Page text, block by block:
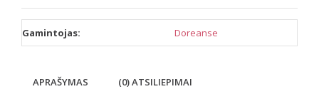
Gamintojas: Doreanse
APRAŠYMAS (0) ATSILIEPIMAI